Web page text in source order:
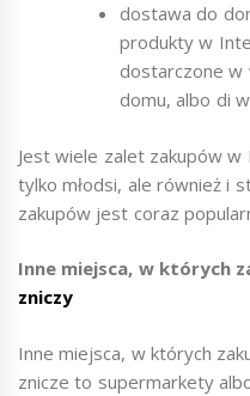
dostawa do
produkty w
dostarczone w
domu, albo di
Jest wiele zalet zakupów w
tylko młodsi, ale również i
zakupów jest coraz
Inne miejsca, w których
zniczy
Inne miejsca, w których
znicze to supermarkety